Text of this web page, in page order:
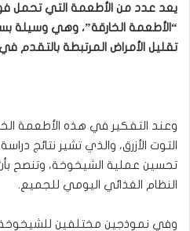
يعد عدد من الأطعمة التي تحمل
“الأطعمة الخارقة”، وهي
تقليل الأمراض المرتبطة بالتقدم
وعند التفكير في هذه الأطعمة
التوت الأزرق، والذي تشير نتائج
تحسين عملية الشيخوخة، وتنصح
النظام الغذائي اليومي للجميع.
وفي نموذجين مختلفين للشيخوخة،